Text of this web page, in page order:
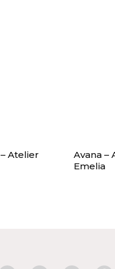
Atelier
Avana –
Emelia